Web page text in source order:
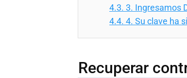
4.3. 3. Ingresamos
4.4. 4. Su clave ha
Recuperar